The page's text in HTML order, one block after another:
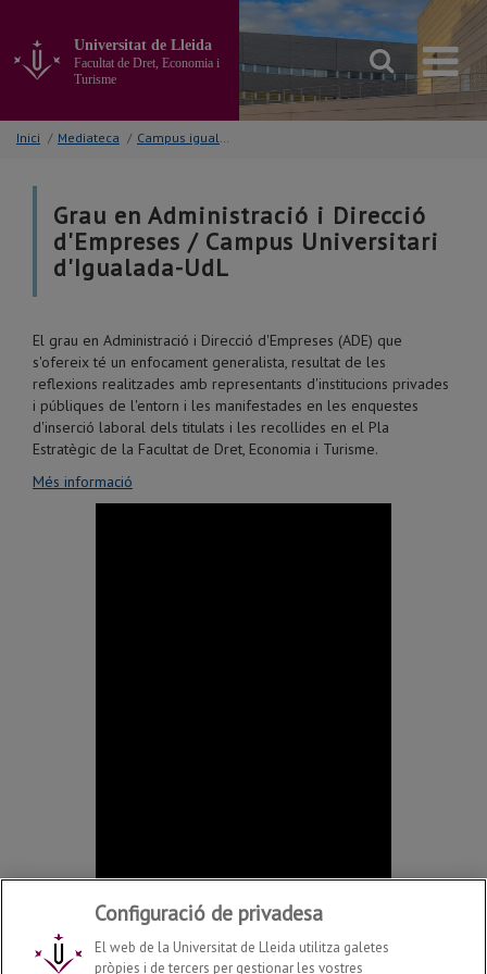
contingut
principal
la
pàgina
Universitat de Lleida
Facultat de Dret, Economia i
Turisme
Inici / Mediateca / Campus igualada
Grau en Administració i Direcció
d'Empreses / Campus Universitari
d'Igualada-UdL
El grau en Administració i Direcció d'Empreses (ADE) que
s'ofereix té un enfocament generalista, resultat de les
reflexions realitzades amb representants d'institucions privades
i públiques de l'entorn i les manifestades en les enquestes
d'inserció laboral dels titulats i les recollides en el Pla
Estratègic de la Facultat de Dret, Economia i Turisme.
Més informació
Configuració de privadesa
El web de la Universitat de Lleida utilitza galetes
pròpies i de tercers per gestionar les vostres